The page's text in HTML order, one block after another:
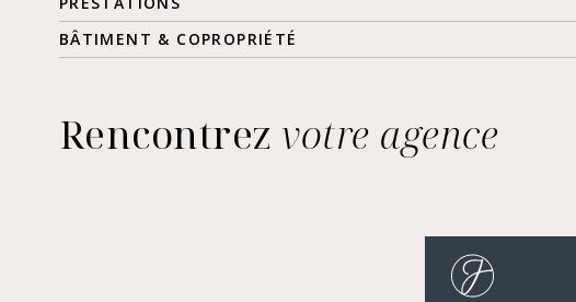
BÂTIMENT & COPROPRIÉTÉ
Rencontrez votre agence